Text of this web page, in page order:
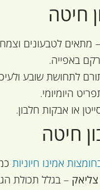
חיטה
– מתאים לטבעונים
באפייה.
לתחושת שובע
היומיומי.
או אבקות חלבון.
חיטה
אמינו חיוניות
– בגלל תכולת